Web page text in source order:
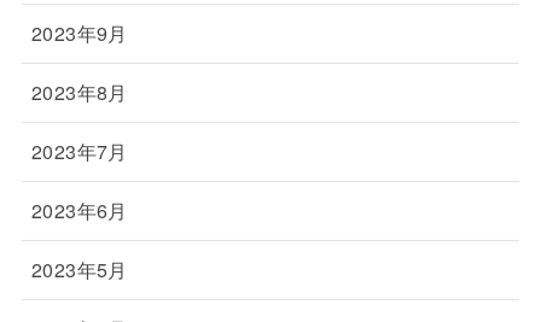
2023年9月
2023年8月
2023年7月
2023年6月
2023年5月